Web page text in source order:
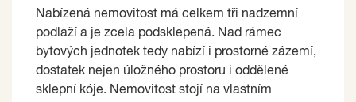
Nabízená nemovitost má celkem tři nadzemní
podlaží a je zcela podsklepená. Nad rámec
bytových jednotek tedy nabízí i prostorné zázemí,
dostatek nejen úložného prostoru i oddělené
sklepní kóje. Nemovitost stojí na vlastním